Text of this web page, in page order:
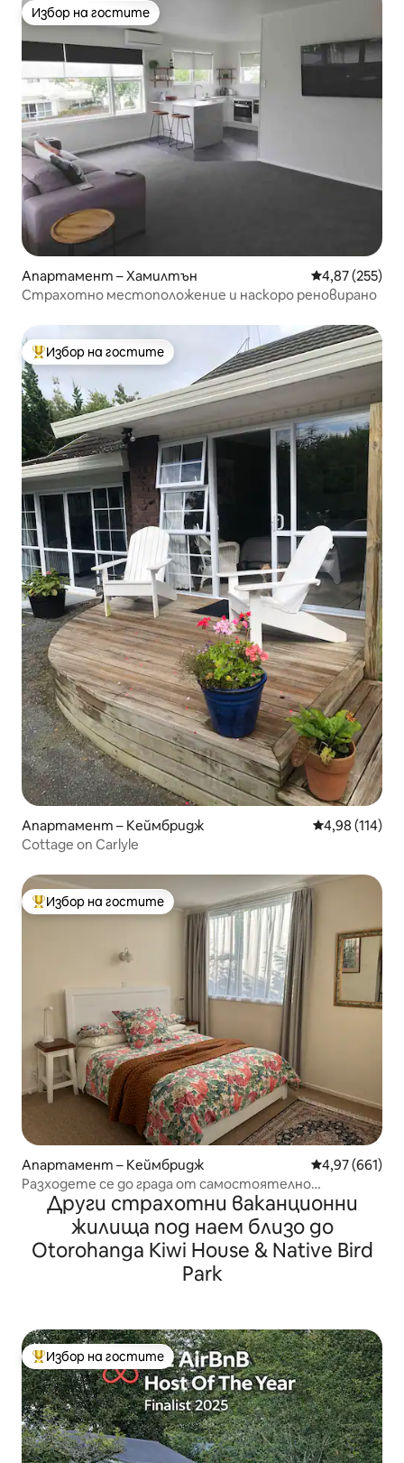
Избор на гостите
Избор на гостите
Апартамент – Хамилтън Средна
4,87 (255)
Страхотно местоположение и наскоро реновирано
Най-популярен избор на гостите
Избор на гостите
Апартамент – Кеймбридж Средна
4,98 (114)
Cottage on Carlyle
Най-популярен избор на гостите
Избор на гостите
Апартамент – Кеймбридж Средна
4,97 (661)
Разходете се до града от самостоятелно
настаняване.
Други страхотни ваканционни
жилища под наем близо до
Otorohanga Kiwi House & Native Bird
Park
Най-популярен избор на гостите
Избор на гостите